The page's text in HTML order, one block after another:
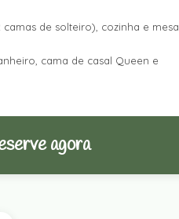
camas de solteiro), cozinha e mesa
cama de casal Queen e
agora